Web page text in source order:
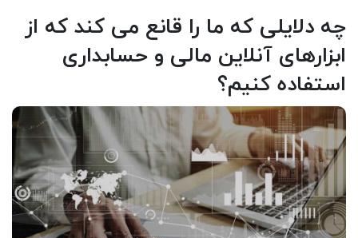
چه دلایلی که ما را قانع می کند که از
ابزارهای آنلاین مالی و حسابداری
استفاده کنیم؟